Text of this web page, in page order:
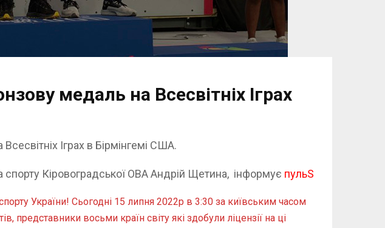
медаль на Всесвітніх Іграх
Іграх в Бірмінгемі США.
спорту Кіровоградської ОВА Андрій Щетина, інформує пульS
України! Сьогодні 15 липня 2022р в 3:30 за київським часом
представники восьми країн світу які здобули ліцензії на ці